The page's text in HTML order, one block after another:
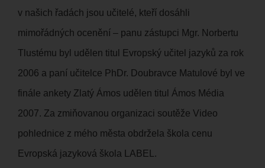
v našich řadách jsou učitelé, kteří dosáhli
mimořádných ocenění – panu zástupci Mgr. Norbertu
Tlustému byl udělen titul Evropský učitel jazyků za rok
2006 a paní učitelce PhDr. Doubravce Matulové byl ve
finále ankety Zlatý Ámos udělen titul Ámos Média
2007. Za zmiňovanou organizaci soutěže Video
pohlednice z mého města obdržela škola cenu
Evropská jazyková škola LABEL.